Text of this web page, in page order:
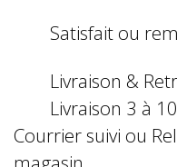
Satisfait ou
Livraison &
Livraison 3 à
Courrier suivi ou